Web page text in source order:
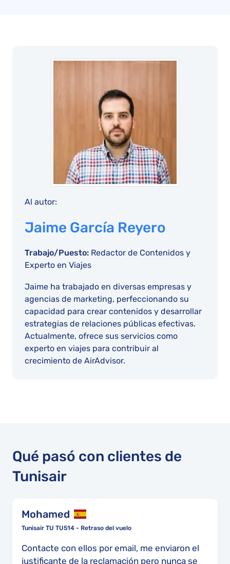
Al autor:
Jaime García Reyero
Trabajo/Puesto: Redactor de Contenidos y
Experto en Viajes
Jaime ha trabajado en diversas empresas y
agencias de marketing, perfeccionando su
capacidad para crear contenidos y desarrollar
estrategias de relaciones públicas efectivas.
Actualmente, ofrece sus servicios como
experto en viajes para contribuir al
crecimiento de AirAdvisor.
Qué pasó con clientes de
Tunisair
Mohamed
Tunisair TU TU514 - Retraso del vuelo
Contacte con ellos por email, me enviaron el
justificante de la reclamación pero nunca se